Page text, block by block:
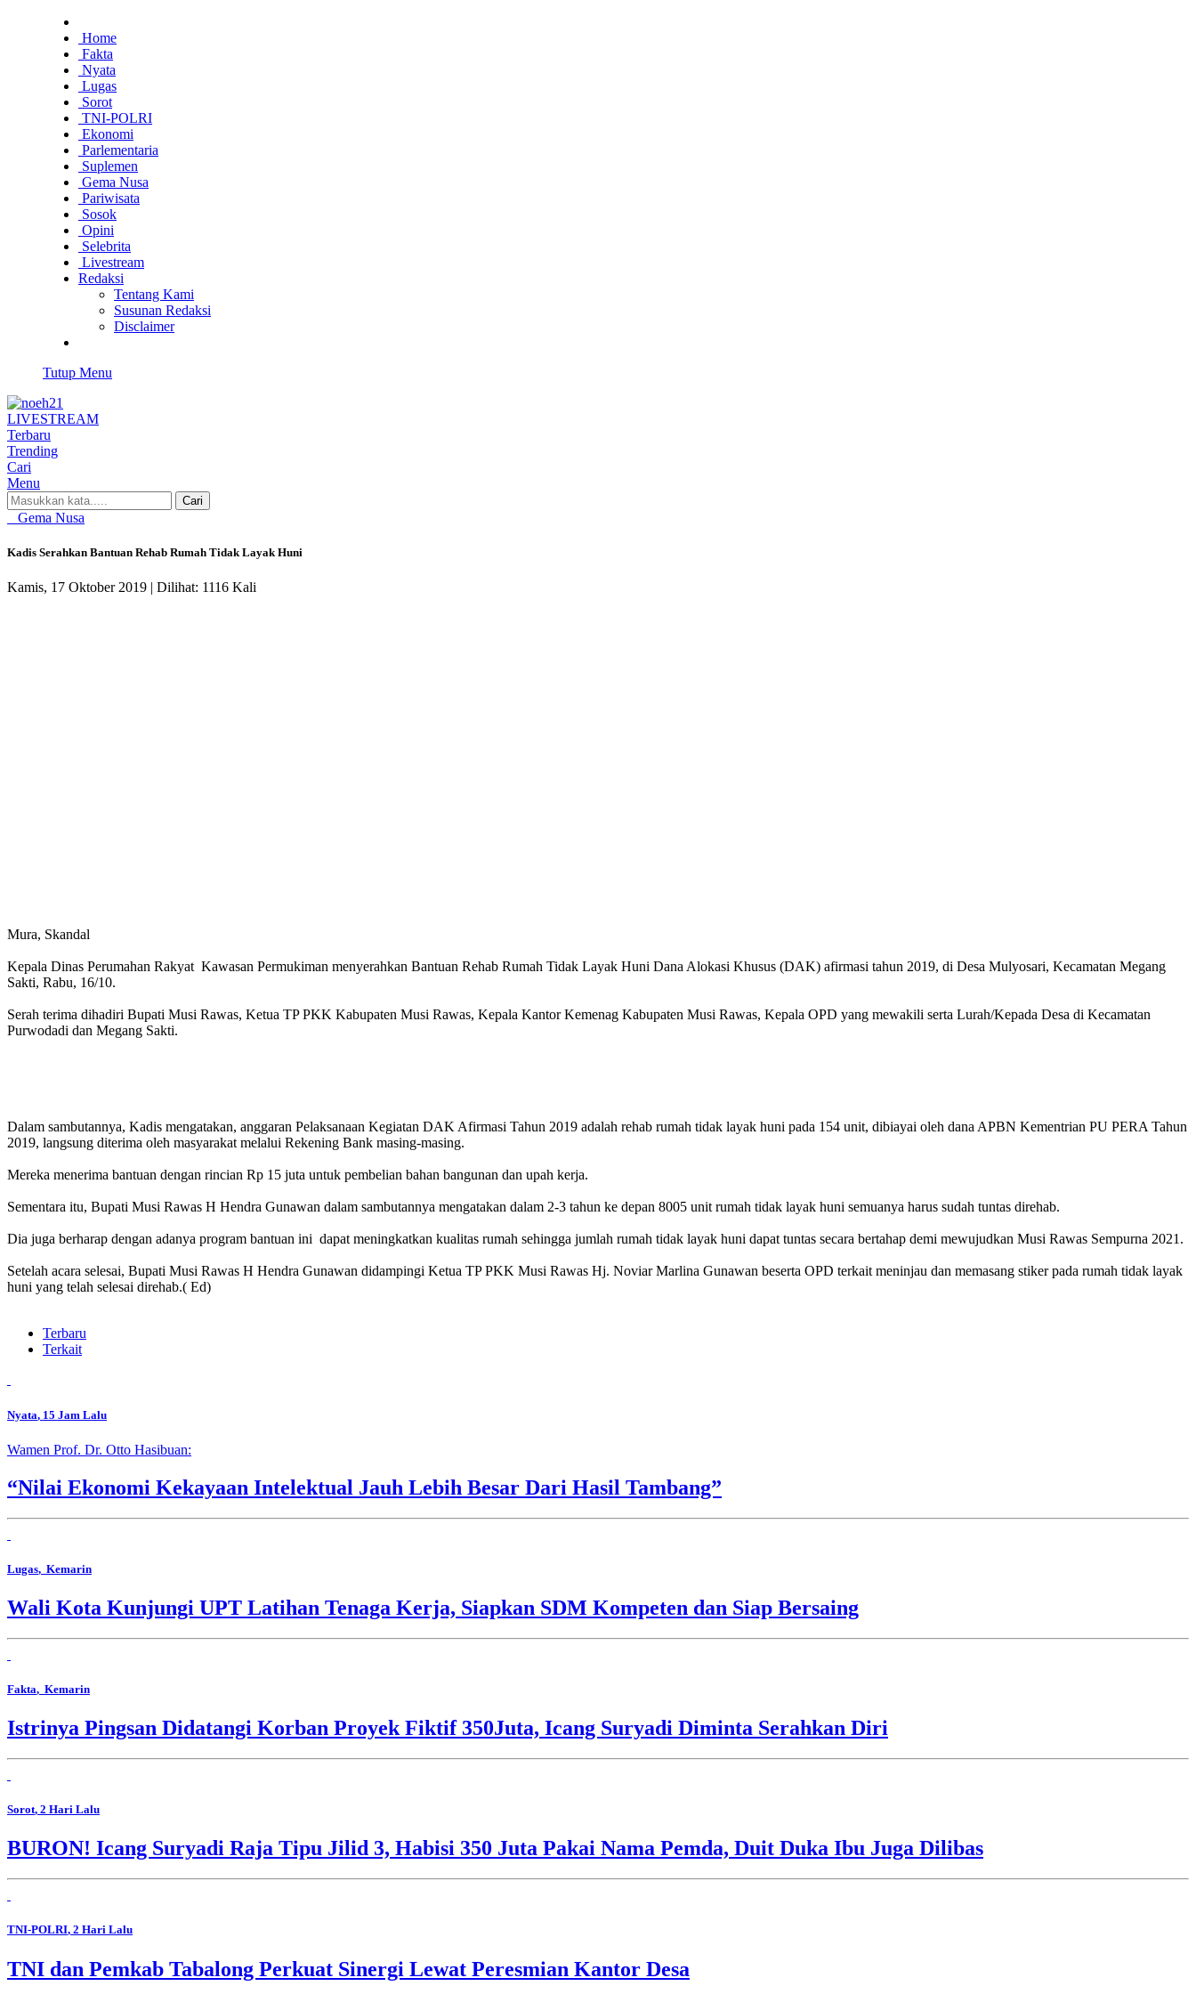
Home
Fakta
Nyata
Lugas
Sorot
TNI-POLRI
Ekonomi
Parlementaria
Suplemen
Gema Nusa
Pariwisata
Sosok
Opini
Selebrita
Livestream
Redaksi
Tentang Kami
Susunan Redaksi
Disclaimer
Tutup Menu
LIVESTREAM
Terbaru
Trending
Cari
Menu
Cari
Gema Nusa
Kadis Serahkan Bantuan Rehab Rumah Tidak Layak Huni
Kamis, 17 Oktober 2019 | Dilihat: 1116 Kali
Mura, Skandal
Kepala Dinas Perumahan Rakyat Kawasan Permukiman menyerahkan Bantuan Rehab Rumah Tidak Layak Huni Dana Alokasi Khusus (DAK) afirmasi tahun 2019, di Desa Mulyosari, Kecamatan Megang
Sakti, Rabu, 16/10.
Serah terima dihadiri Bupati Musi Rawas, Ketua TP PKK Kabupaten Musi Rawas, Kepala Kantor Kemenag Kabupaten Musi Rawas, Kepala OPD yang mewakili serta Lurah/Kepada Desa di Kecamatan
Purwodadi dan Megang Sakti.
Dalam sambutannya, Kadis mengatakan, anggaran Pelaksanaan Kegiatan DAK Afirmasi Tahun 2019 adalah rehab rumah tidak layak huni pada 154 unit, dibiayai oleh dana APBN Kementrian PU PERA Tahun
2019, langsung diterima oleh masyarakat melalui Rekening Bank masing-masing.
Mereka menerima bantuan dengan rincian Rp 15 juta untuk pembelian bahan bangunan dan upah kerja.
Sementara itu, Bupati Musi Rawas H Hendra Gunawan dalam sambutannya mengatakan dalam 2-3 tahun ke depan 8005 unit rumah tidak layak huni semuanya harus sudah tuntas direhab.
Dia juga berharap dengan adanya program bantuan ini dapat meningkatkan kualitas rumah sehingga jumlah rumah tidak layak huni dapat tuntas secara bertahap demi mewujudkan Musi Rawas Sempurna 2021.
Setelah acara selesai, Bupati Musi Rawas H Hendra Gunawan didampingi Ketua TP PKK Musi Rawas Hj. Noviar Marlina Gunawan beserta OPD terkait meninjau dan memasang stiker pada rumah tidak layak
huni yang telah selesai direhab.( Ed)
Terbaru
Terkait
Nyata, 15 Jam Lalu
Wamen Prof. Dr. Otto Hasibuan:
“Nilai Ekonomi Kekayaan Intelektual Jauh Lebih Besar Dari Hasil Tambang”
Lugas, Kemarin
Wali Kota Kunjungi UPT Latihan Tenaga Kerja, Siapkan SDM Kompeten dan Siap Bersaing
Fakta, Kemarin
Istrinya Pingsan Didatangi Korban Proyek Fiktif 350Juta, Icang Suryadi Diminta Serahkan Diri
Sorot, 2 Hari Lalu
BURON! Icang Suryadi Raja Tipu Jilid 3, Habisi 350 Juta Pakai Nama Pemda, Duit Duka Ibu Juga Dilibas
TNI-POLRI, 2 Hari Lalu
TNI dan Pemkab Tabalong Perkuat Sinergi Lewat Peresmian Kantor Desa